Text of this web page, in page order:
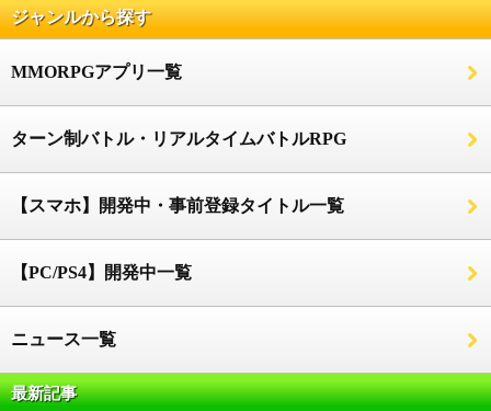
ジャンルから探す
MMORPGアプリ一覧
ターン制バトル・リアルタイムバトルRPG
【スマホ】開発中・事前登録タイトル一覧
【PC/PS4】開発中一覧
ニュース一覧
最新記事